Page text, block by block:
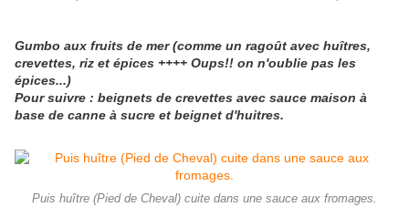
Gumbo aux fruits de mer (comme un ragoût avec huîtres,
crevettes, riz et épices ++++ Oups!! on n'oublie pas les
épices...)
Pour suivre : beignets de crevettes avec sauce maison à
base de canne à sucre et beignet d'huitres.
Puis huître (Pied de Cheval) cuite dans une sauce aux fromages.